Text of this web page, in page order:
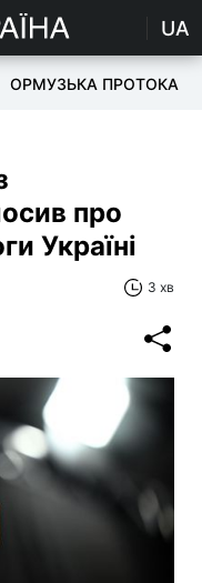
UA
ОРМУЗЬКА ПРОТОКА
про
Україні
3 хв